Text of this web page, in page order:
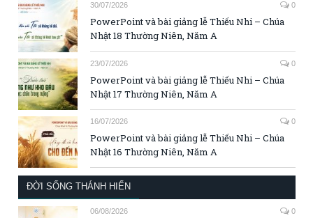
30/07/2026 0
PowerPoint và bài giảng lễ Thiếu Nhi – Chúa
Nhật 18 Thường Niên, Năm A
23/07/2026 0
PowerPoint và bài giảng lễ Thiếu Nhi – Chúa
Nhật 17 Thường Niên, Năm A
16/07/2026 0
PowerPoint và bài giảng lễ Thiếu Nhi – Chúa
Nhật 16 Thường Niên, Năm A
ĐỜI SỐNG THÁNH HIẾN
06/08/2026 0